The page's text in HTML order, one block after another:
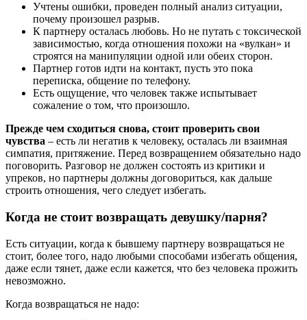
Учтены ошибки, проведен полный анализ ситуации,
почему произошел разрыв.
К партнеру осталась любовь. Но не путать с токсической
зависимостью, когда отношения похожи на «вулкан» и
строятся на манипуляции одной или обеих сторон.
Партнер готов идти на контакт, пусть это пока
переписка, общение по телефону.
Есть ощущение, что человек также испытывает
сожаление о том, что произошло.
Прежде чем сходиться снова, стоит проверить свои
чувства – есть ли негатив к человеку, осталась ли взаимная
симпатия, притяжение. Перед возвращением обязательно надо
поговорить. Разговор не должен состоять из критики и
упреков, но партнеры должны договориться, как дальше
строить отношения, чего следует избегать.
Когда не стоит возвращать девушку/парня?
Есть ситуации, когда к бывшему партнеру возвращаться не
стоит, более того, надо любыми способами избегать общения,
даже если тянет, даже если кажется, что без человека прожить
невозможно.
Когда возвращаться не надо: